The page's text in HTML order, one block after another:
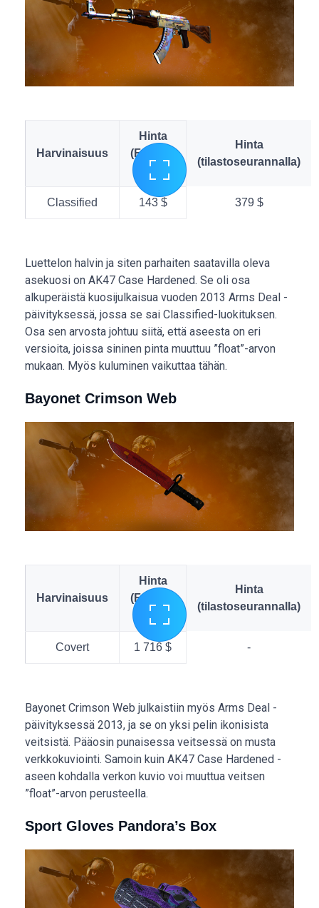
Harvinaisuus
Hinta
(Factory
New)
Hinta
(tilastoseurannalla)
Classified 143 $ 379 $
Luettelon halvin ja siten parhaiten saatavilla oleva
asekuosi on AK47 Case Hardened. Se oli osa
alkuperäistä kuosijulkaisua vuoden 2013 Arms Deal -
päivityksessä, jossa se sai Classified-luokituksen.
Osa sen arvosta johtuu siitä, että aseesta on eri
versioita, joissa sininen pinta muuttuu ”float”-arvon
mukaan. Myös kuluminen vaikuttaa tähän.
Bayonet Crimson Web
Harvinaisuus
Hinta
(Factory
New)
Hinta
(tilastoseurannalla)
Covert 1 716 $ -
Bayonet Crimson Web julkaistiin myös Arms Deal -
päivityksessä 2013, ja se on yksi pelin ikonisista
veitsistä. Pääosin punaisessa veitsessä on musta
verkkokuviointi. Samoin kuin AK47 Case Hardened -
aseen kohdalla verkon kuvio voi muuttua veitsen
”float”-arvon perusteella.
Sport Gloves Pandora’s Box